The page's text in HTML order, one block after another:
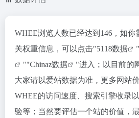
WHEE浏览人数已经达到146，如你
关权重信息，可以点击"5118数据
""Chinaz数据
"进入；以目前的
大家请以爱站数据为准，更多网站
WHEE的访问速度、搜索引擎收录
验等；当然要评估一个站的价值，